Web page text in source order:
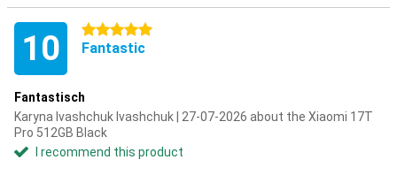
10 5 stars
Fantastic
Fantastisch
Karyna Ivashchuk Ivashchuk | 27-07-2026 about the Xiaomi 17T
Pro 512GB Black
I recommend this product